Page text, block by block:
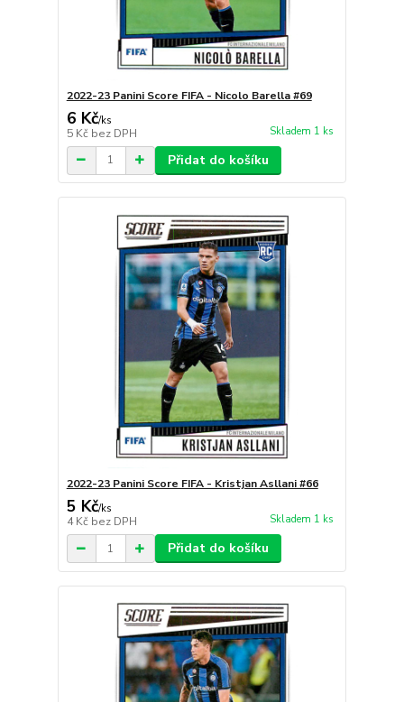
2022-23 Panini Score FIFA - Nicolo Barella #69
6 Kč/ks
5 Kč bez DPH Skladem 1 ks
Přidat do košíku
2022-23 Panini Score FIFA - Kristjan Asllani #66
5 Kč/ks
4 Kč bez DPH Skladem 1 ks
Přidat do košíku